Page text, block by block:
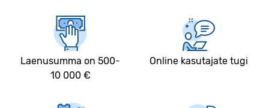
Laenusumma on 500-
10 000 €
Online kasutajate tugi